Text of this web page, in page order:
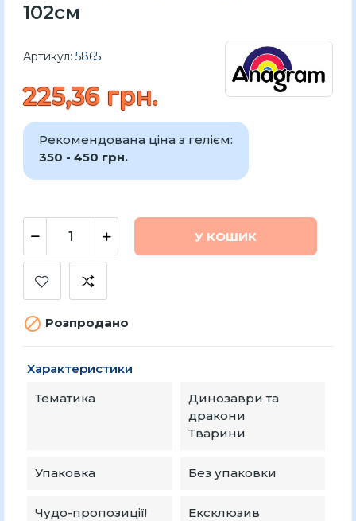
102см
Артикул: 5865
225,36 грн.
Рекомендована ціна з гелієм:
350 - 450 грн.
У КОШИК
 Розпродано
Характеристики
Тематика
Динозаври та
дракони
Тварини
Упаковка Без упаковки
Чудо-пропозиції! Ексклюзив